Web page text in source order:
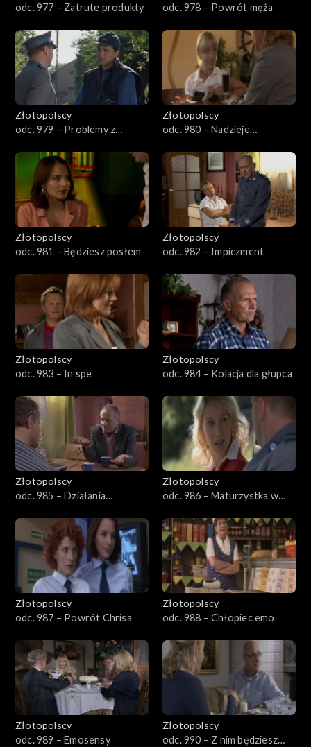
odc. 977 – Zatrute produkty
odc. 978 – Powrót męża
Złotopolscy
odc. 979 – Problemy z
Złotopolscy
odc. 980 – Nadzieje
Złotopolscy
odc. 981 – Będziesz posłem
Złotopolscy
odc. 982 – Impiczment
Złotopolscy
odc. 983 – In spe
Złotopolscy
odc. 984 – Kolacja dla głupca
Złotopolscy
odc. 985 – Działania
Złotopolscy
odc. 986 – Maturzystka w
Złotopolscy
odc. 987 – Powrót Chrisa
Złotopolscy
odc. 988 – Chłopiec emo
Złotopolscy
odc. 989 – Emosensy
Złotopolscy
odc. 990 – Z nim będziesz